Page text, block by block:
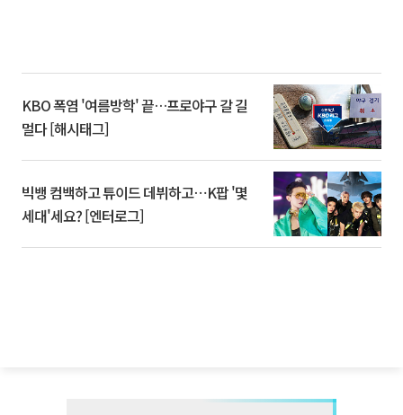
KBO 폭염 '여름방학' 끝…프로야구 갈 길
멀다 [해시태그]
빅뱅 컴백하고 튜이드 데뷔하고⋯K팝 '몇
세대'세요? [엔터로그]